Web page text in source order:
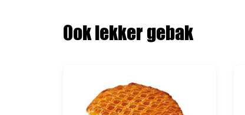
Ook lekker gebak